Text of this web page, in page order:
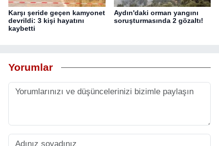
Karşı şeride geçen kamyonet
devrildi: 3 kişi hayatını
kaybetti
Aydın'daki orman yangını
soruşturmasında 2 gözaltı!
Yorumlar